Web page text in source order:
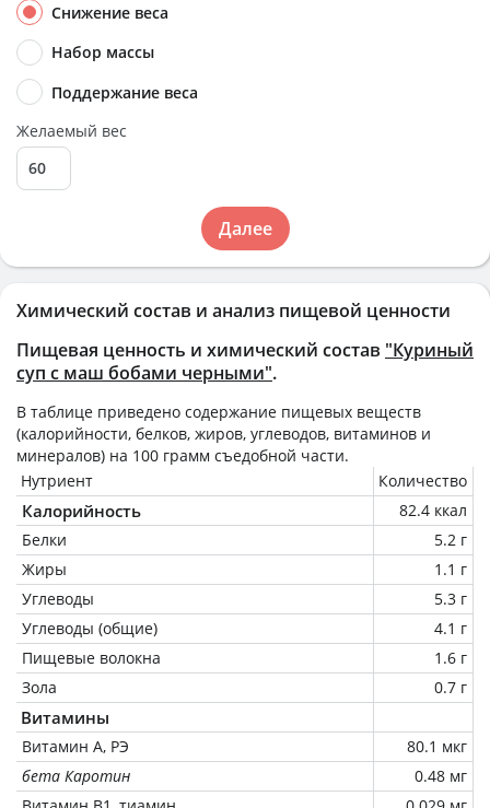
Химический состав и анализ пищевой ценности
Пищевая ценность и химический состав "Куриный
суп с маш бобами черными".
В таблице приведено содержание пищевых веществ
(калорийности, белков, жиров, углеводов, витаминов и
минералов) на 100 грамм съедобной части.
Нутриент
Количество
Калорийность
82.4 ккал
Белки
5.2 г
Жиры
1.1 г
Углеводы
5.3 г
Углеводы (общие)
4.1 г
Пищевые волокна
1.6 г
Зола
0.7 г
Витамины
Витамин А, РЭ
80.1 мкг
бета Каротин
0.48 мг
Снижение веса
Набор массы
Поддержание веса
Желаемый вес
Далее